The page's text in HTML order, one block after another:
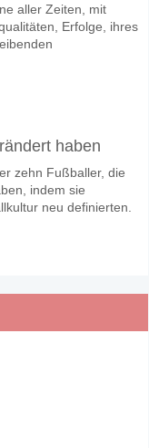
aller Zeiten, mit
Erfolge, ihres
haben
zehn Fußballer, die
indem sie
neu definierten.